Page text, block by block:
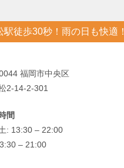
駅徒歩30秒！雨の日も快適！
福岡市中央区
2-14-2-301
間
: 13:30 – 22:00
– 21:00